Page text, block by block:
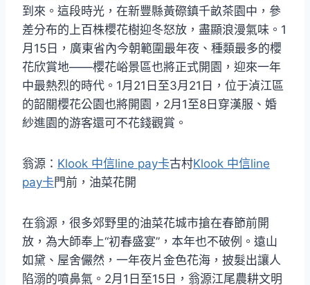
到來。這段時光，在新豐縣黃磜鎮千畝茶園中，參
差分布的上百株櫻花樹迎冬怒放，盡顯浪漫氣味。1
月15日，廣東省內今朝範圍最年夜、種類最多的櫻
花欣賞地——櫻花峪景區也將正式開園，迎來一年
中最熱烈的時代。1月21日至3月21日，位于湞江區
的韶關櫻花公園也將開園，2月1至8日穿漢服、婚
紗進園的游客還可不花錢觀賞。
翁源： Klook 中信line pay卡古村Klook 中信line
pay卡門前，油菜花開
在翁源，很多郊野里的油菜花城市搶在春節前開
放，為大師奉上“初春盛宴”，本年也不破例。遠山
如黛、屋舍儼然，一年夜片金色花海，披髮出讓人
陷溺的噴鼻氣。2月1日至15日，翁源江尾農耕文明